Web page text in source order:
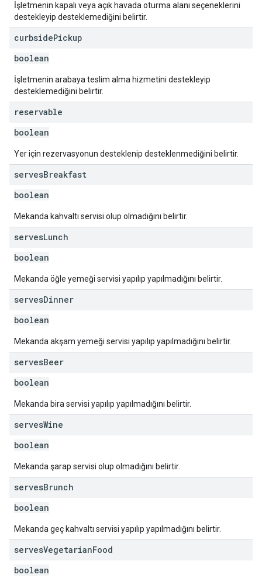
İşletmenin kapalı veya açık havada oturma alanı seçeneklerini
destekleyip desteklemediğini belirtir.
curbsidePickup
boolean
İşletmenin arabaya teslim alma hizmetini destekleyip
desteklemediğini belirtir.
reservable
boolean
Yer için rezervasyonun desteklenip desteklenmediğini belirtir.
servesBreakfast
boolean
Mekanda kahvaltı servisi olup olmadığını belirtir.
servesLunch
boolean
Mekanda öğle yemeği servisi yapılıp yapılmadığını belirtir.
servesDinner
boolean
Mekanda akşam yemeği servisi yapılıp yapılmadığını belirtir.
servesBeer
boolean
Mekanda bira servisi yapılıp yapılmadığını belirtir.
servesWine
boolean
Mekanda şarap servisi olup olmadığını belirtir.
servesBrunch
boolean
Mekanda geç kahvaltı servisi yapılıp yapılmadığını belirtir.
servesVegetarianFood
boolean